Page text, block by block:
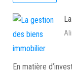
En matière